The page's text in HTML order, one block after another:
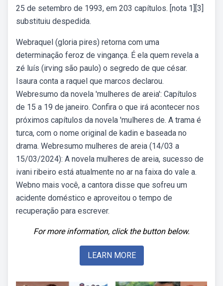
25 de setembro de 1993, em 203 capítulos. [nota 1][3]
substituiu despedida.
Webraquel (gloria pires) retorna com uma
determinação feroz de vingança. É ela quem revela a
zé luís (irving são paulo) o segredo de que césar.
Isaura conta a raquel que marcos declarou.
Webresumo da novela 'mulheres de areia': Capítulos
de 15 a 19 de janeiro. Confira o que irá acontecer nos
próximos capítulos da novela 'mulheres de. A trama é
turca, com o nome original de kadin e baseada no
drama. Webresumo mulheres de areia (14/03 a
15/03/2024): A novela mulheres de areia, sucesso de
ivani ribeiro está atualmente no ar na faixa do vale a.
Webno mais você, a cantora disse que sofreu um
acidente doméstico e aproveitou o tempo de
recuperação para escrever.
For more information, click the button below.
LEARN MORE